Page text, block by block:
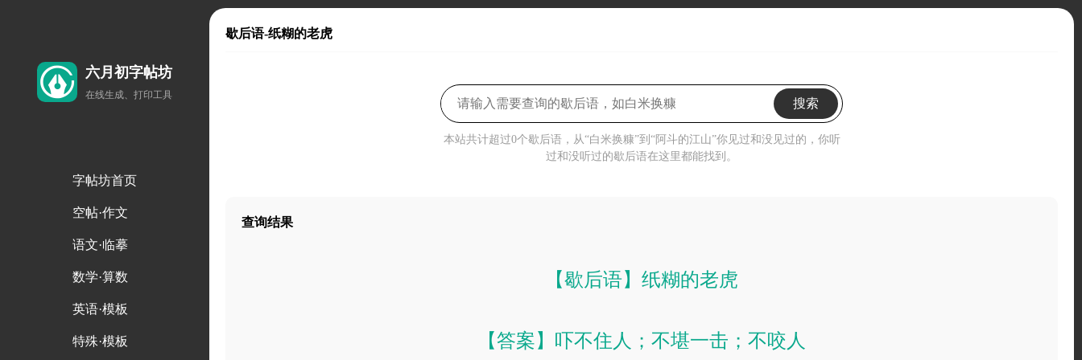
六月初字帖坊
在线生成、打印工具
字帖坊首页
空帖·作文
语文·临摹
数学·算数
英语·模板
特殊·模板
歇后语-纸糊的老虎
搜索
本站共计超过0个歇后语，从“白米换糠”到“阿斗的江山”你见过和没见过的，你听
过和没听过的歇后语在这里都能找到。
查询结果
【歇后语】纸糊的老虎
【答案】吓不住人；不堪一击；不咬人